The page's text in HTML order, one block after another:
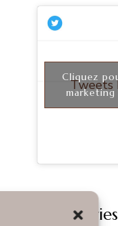
Tweets
Cliquez